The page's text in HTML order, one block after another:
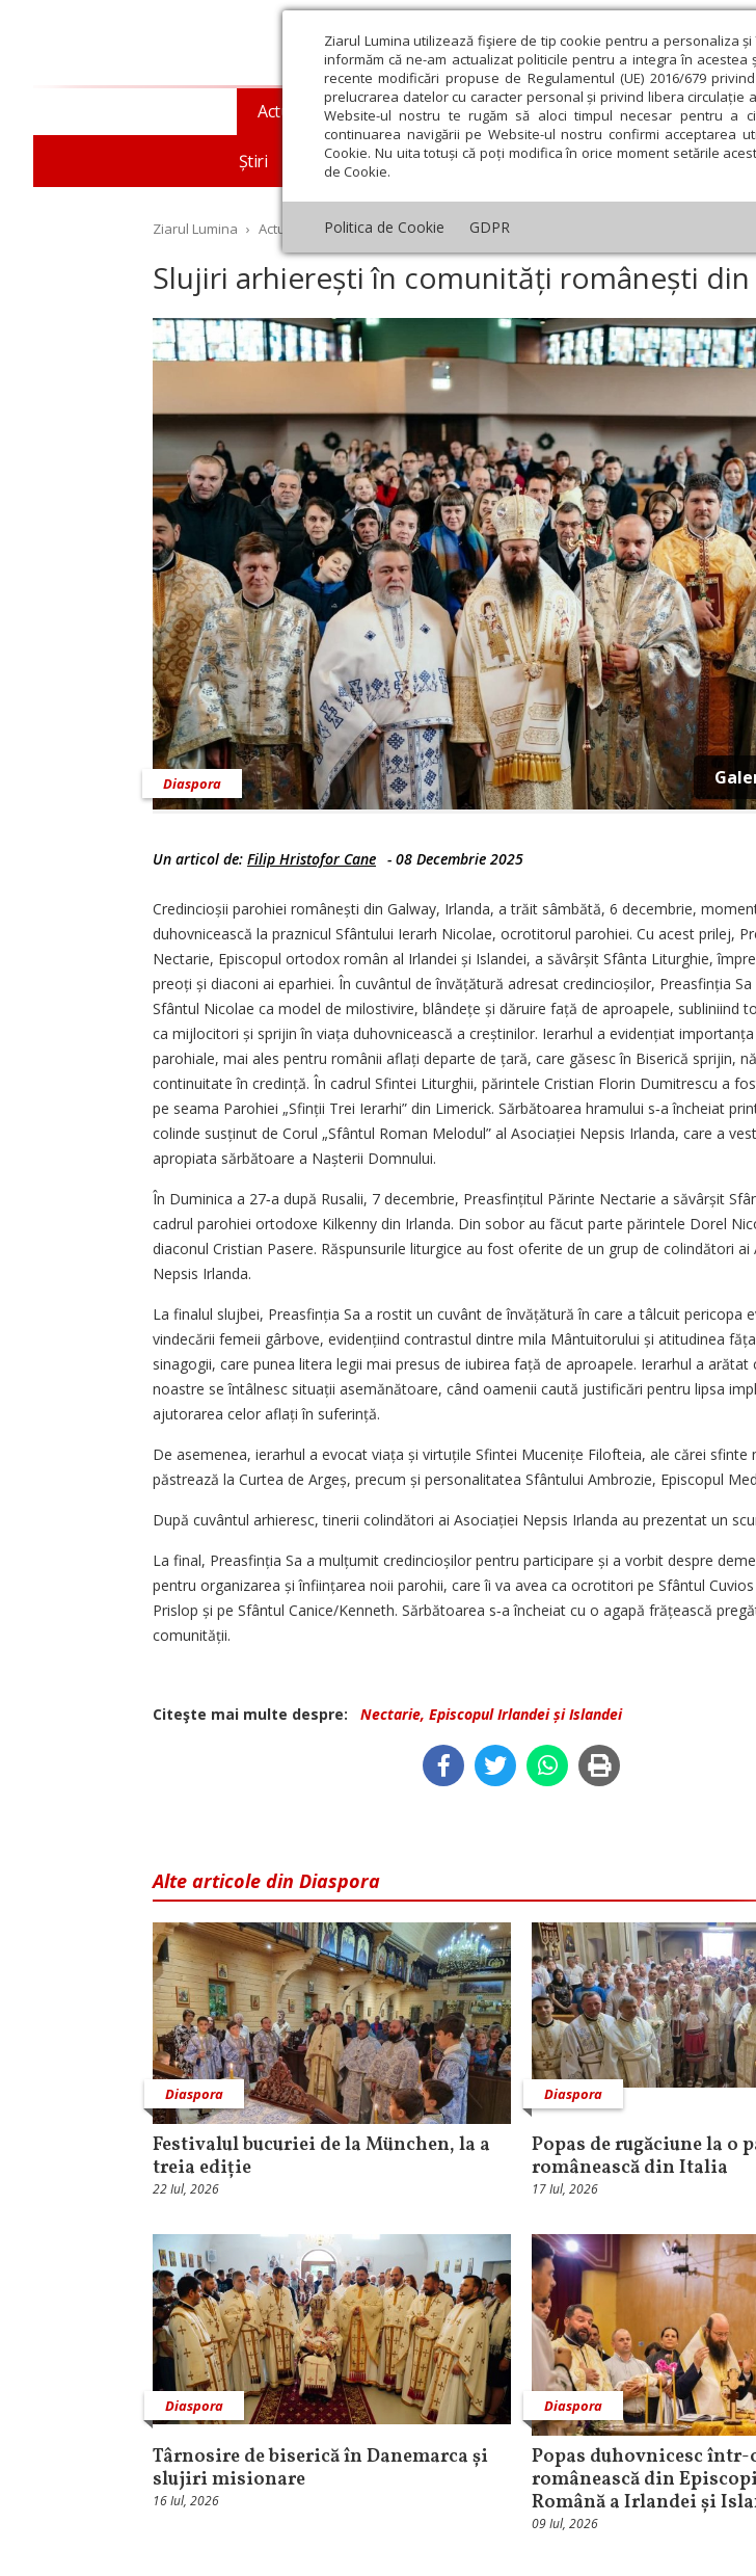
Ziarul Lumina utilizează fişiere de tip cookie pentru a personaliza
informăm că ne-am actualizat politicile pentru a integra în
recente modificări propuse de Regulamentul (UE) 2016/679
prelucrarea datelor cu caracter personal și privind libera circulație
Website-ul nostru te rugăm să aloci timpul necesar pentru a
continuarea navigării pe Website-ul nostru confirmi acceptarea
Cookie. Nu uita totuși că poți modifica în orice moment setările
de Cookie.
Politica de Cookie GDPR
Actualitate religioasă
Știri Mesaje și cuvântări An omagial Comunicate de
Teologie și spiritualitate Educaţie
Ziarul Lumina › Actualitate religioasă › Diaspora › Slujiri arhierești în comunități românești din
Slujiri arhierești în comunități românești din
Diaspora
Un articol de: Filip Hristofor Cane - 08 Decembrie 2025
Credincioșii parohiei românești din Galway, Irlanda, a trăit sâmbătă, 6 decembrie,
duhovnicească la praznicul Sfântului Ierarh Nicolae, ocrotitorul parohiei. Cu acest prilej,
Nectarie, Episcopul ortodox român al Irlandei și Islandei, a săvârșit Sfânta Liturghie,
preoți și diaconi ai eparhiei. În cuvântul de învățătură adresat credincioșilor, Preasfinția
Sfântul Nicolae ca model de milostivire, blândețe și dăruire față de aproapele, subliniind
ca mijlocitori și sprijin în viața duhovnicească a creștinilor. Ierarhul a evidențiat
parohiale, mai ales pentru românii aflați departe de țară, care găsesc în Biserică sprijin,
continuitate în credință. În cadrul Sfintei Liturghii, părintele Cristian Florin Dumitrescu a
pe seama Parohiei „Sfinții Trei Ierarhi” din Limerick. Sărbătoarea hramului s‑a încheiat
colinde susținut de Corul „Sfântul Roman Melodul” al Asociației Nepsis Irlanda, care a
apropiata sărbătoare a Nașterii Domnului.
În Duminica a 27‑a după Rusalii, 7 decembrie, Preasfințitul Părinte Nectarie a săvârșit
cadrul parohiei ortodoxe Kilkenny din Irlanda. Din sobor au făcut parte părintele Dorel
diaconul Cristian Pasere. Răspunsurile liturgice au fost oferite de un grup de colindători
Nepsis Irlanda.
La finalul slujbei, Preasfinția Sa a rostit un cuvânt de învățătură în care a tâlcuit pericopa
vindecării femeii gârbove, evidențiind contrastul dintre mila Mântuitorului și atitudinea
sinagogii, care punea litera legii mai presus de iubirea față de aproapele. Ierarhul a arătat
noastre se întâlnesc situații asemănătoare, când oamenii caută justificări pentru lipsa
ajutorarea celor aflați în suferință.
De asemenea, ierarhul a evocat viața și virtuțile Sfintei Mucenițe Filofteia, ale cărei sfinte
păstrează la Curtea de Argeș, precum și personalitatea Sfântului Ambrozie, Episcopul
După cuvântul arhieresc, tinerii colindători ai Asociației Nepsis Irlanda au prezentat un
La final, Preasfinția Sa a mulțumit credincioșilor pentru participare și a vorbit despre
pentru organizarea și înființarea noii parohii, care îi va avea ca ocrotitori pe Sfântul
Prislop și pe Sfântul Canice/Kenneth. Sărbătoarea s‑a încheiat cu o agapă frățească
comunității.
Citeşte mai multe despre: Nectarie, Episcopul Irlandei și Islandei
Alte articole din Diaspora
Diaspora
Festivalul bucuriei de la München, la a
treia ediție
22 Iul, 2026
Diaspora
Popas de rugăciune la o
românească din Italia
17 Iul, 2026
Diaspora
Târnosire de biserică în Danemarca și
slujiri misionare
16 Iul, 2026
Diaspora
Popas duhovnicesc
românească din
Română a Irlandei și
09 Iul, 2026
Octombrie Noiembrie Decembrie Ianuarie Februarie Martie Aprilie